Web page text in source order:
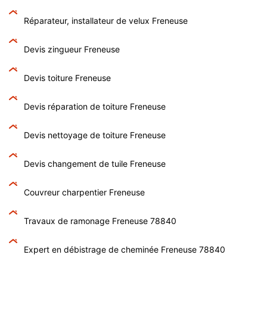
Réparateur, installateur de velux Freneuse
Devis zingueur Freneuse
Devis toiture Freneuse
Devis réparation de toiture Freneuse
Devis nettoyage de toiture Freneuse
Devis changement de tuile Freneuse
Couvreur charpentier Freneuse
Travaux de ramonage Freneuse 78840
Expert en débistrage de cheminée Freneuse 78840